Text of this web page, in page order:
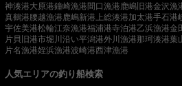
神湊港大原港鐘崎漁港 間口漁港鹿嶋旧港金沢漁
真鶴港 腰越漁港鹿嶋新港 上総湊港加太港手石港
宇佐美港松輪江奈漁港福浦港寺泊港乙浜漁港金
片貝旧港市堀川沿い平潟港外川漁港那珂湊港葉
片名漁港姪浜漁港波崎港西津漁港
人気エリアの釣り船検索